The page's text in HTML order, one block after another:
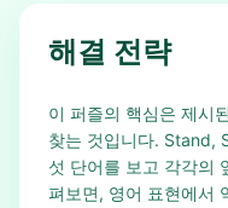
해결 전략
이 퍼즐의 핵심은 제시
찾는 것입니다. Stand,
섯 단어를 보고 각각의
펴보면, 영어 표현에서